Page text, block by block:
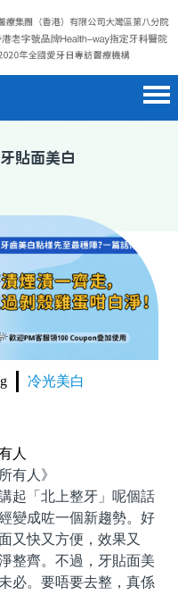
貼面美白
冷光美白
人
人》
「北上整牙」呢個話
變成咗一個新趨勢。好
又快又方便，效果又
整齊。不過，牙貼面美
必。要唔要去整，真係